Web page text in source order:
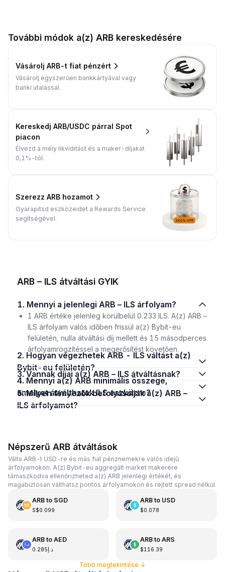
További módok a(z) ARB kereskedésére
Vásárolj ARB-t fiat pénzért
Vásárolj egyszerűen bankkártyával vagy
banki utalással.
Kereskedj ARB/USDC párral Spot
piacon
Élvezd a mély likviditást és a maker-díjakat
0,1%-tól.
Szerezz ARB hozamot
Gyarapítsd eszközeidet a Rewards Service
segítségével.
ARB – ILS átváltási GYIK
1. Mennyi a jelenlegi ARB – ILS árfolyam?
1 ARB értéke jelenleg körülbelül 0.233 ILS. A(z) ARB –
ILS árfolyam valós időben frissül a(z) Bybit-eu
felületén, nulla átváltási díj mellett és 15 másodperces
árfolyamrögzítéssel a megerősítést követően.
2. Hogyan végezhetek ARB - ILS váltást a(z)
Bybit-eu felületén?
3. Vannak díjai a(z) ARB – ILS átváltásnak?
4. Mennyi a(z) ARB minimális összege,
amelyet átválthatok ILS eszközre?
5. Milyen tényezők befolyásolják a(z) ARB –
ILS árfolyamot?
Népszerű ARB átváltások
Válts ARB-t USD-re és más fiat pénznemekre valós idejű
árfolyamokon. A(z) Bybit-eu aggregált market makerére
támaszkodva ellenőrizheted a(z) ARB jelenlegi értékét, és
magabiztosan válthatsz pontos árfolyamokon és rejtett spread nélkül.
ARBto SGD
S$0.099
ARBto USD
$0.078
ARBto AED
د.إ0.285
ARBto ARS
$116.39
Több megtekintése ↓